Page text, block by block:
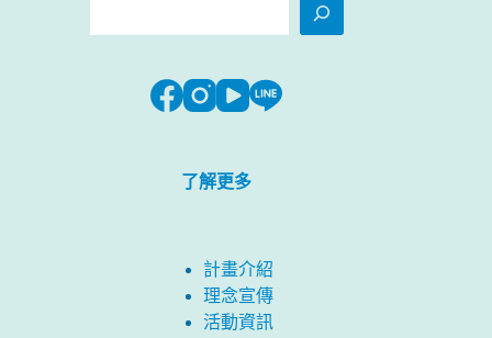
了解更多
計畫介紹
理念宣傳
活動資訊